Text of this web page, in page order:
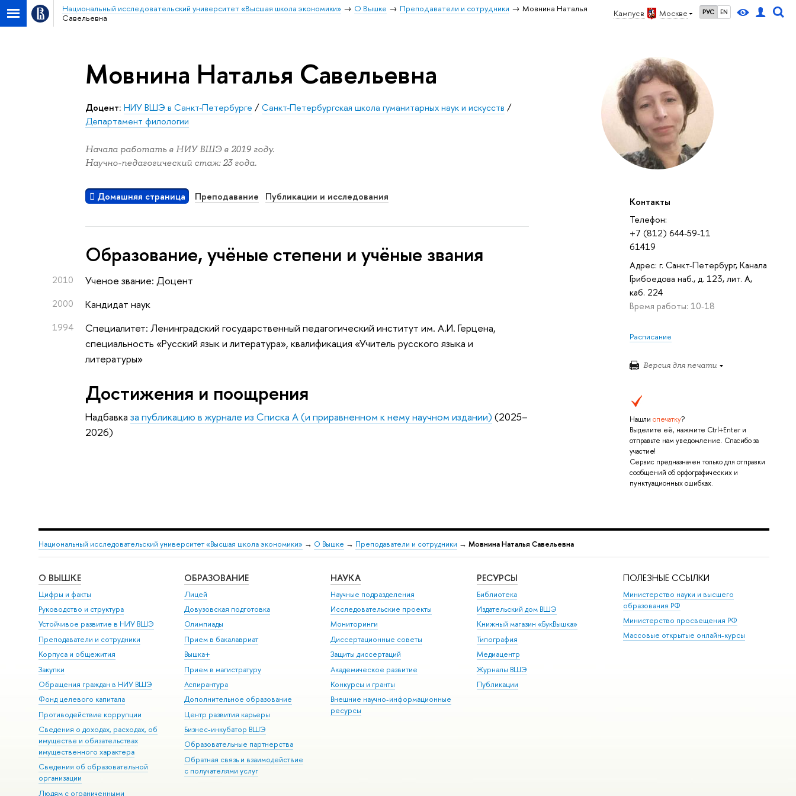
Кампус в Москве РУС EN
Национальный исследовательский университет «Высшая школа экономики» О Вышке Преподаватели и сотрудники
Мовнина Наталья
Савельевна
Контакты
Телефон:
+7 (812) 644-59-11
61419
Адрес: г. Санкт-Петербург, Канала
Грибоедова наб., д. 123, лит. А,
каб. 224
Время работы: 10-18
Расписание
Версия для печати
Нашли опечатку?
Выделите её, нажмите Ctrl+Enter и
отправьте нам уведомление. Спасибо за
участие!
Сервис предназначен только для отправки
сообщений об орфографических и
пунктуационных ошибках.
Мовнина Наталья Савельевна
Доцент: НИУ ВШЭ в Санкт-Петербурге /Санкт-Петербургская школа гуманитарных наук и искусств /
Департамент филологии
Начала работать в НИУ ВШЭ в 2019 году.
Научно-педагогический стаж: 23 года.
Домашняя страница Преподавание Публикации и исследования
Oбразование, учёные степени и учёные звания
2010 Ученое звание: Доцент
2000 Кандидат наук
1994
Специалитет: Ленинградский государственный педагогический институт им. А.И. Герцена,
специальность «Русский язык и литература», квалификация «Учитель русского языка и
литературы»
Достижения и поощрения
Надбавказа публикацию в журнале из Списка А (и приравненном к нему научном издании) (2025–
2026)
Национальный исследовательский университет «Высшая школа экономики» → О Вышке → Преподаватели и сотрудники → Мовнина Наталья Савельевна
О ВЫШКЕ
Цифры и факты
Руководство и структура
Устойчивое развитие в НИУ ВШЭ
Преподаватели и сотрудники
Корпуса и общежития
Закупки
Обращения граждан в НИУ ВШЭ
Фонд целевого капитала
Противодействие коррупции
Сведения о доходах, расходах, об
имуществе и обязательствах
имущественного характера
Сведения об образовательной
организации
Людям с ограниченными
ОБРАЗОВАНИЕ
Лицей
Довузовская подготовка
Олимпиады
Прием в бакалавриат
Вышка+
Прием в магистратуру
Аспирантура
Дополнительное образование
Центр развития карьеры
Бизнес-инкубатор ВШЭ
Образовательные партнерства
Обратная связь и взаимодействие
с получателями услуг
НАУКА
Научные подразделения
Исследовательские проекты
Мониторинги
Диссертационные советы
Защиты диссертаций
Академическое развитие
Конкурсы и гранты
Внешние научно-информационные
ресурсы
РЕСУРСЫ
Библиотека
Издательский дом ВШЭ
Книжный магазин «БукВышка»
Типография
Медиацентр
Журналы ВШЭ
Публикации
ПОЛЕЗНЫЕ ССЫЛКИ
Министерство науки и высшего
образования РФ
Министерство просвещения РФ
Массовые открытые онлайн-курсы